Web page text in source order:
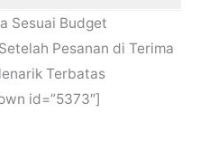
Sesuai Budget
Pesanan di Terima
Terbatas
id=”5373″]